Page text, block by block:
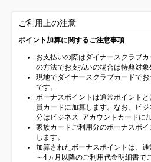
ご利用上の注意
ポイント加算に関するご注意事項
お支払いの際はダイナースクラブ
の方法でお支払いの場合は特典対象
現地でダイナースクラブカードで
です。
ボーナスポイントは通常ポイント
員カードに加算します。なお、ビ
分はビジネス･アカウントカードに
家族カードご利用分のボーナスポ
します。
加算されたボーナスポイントは、
～4ヵ月以降のご利用代金明細書で